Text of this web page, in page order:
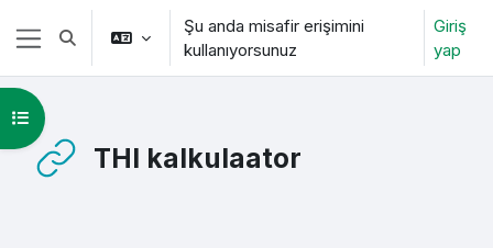
Ana içeriğe git
Yan panel
Arama girişini değiştir
Şu anda misafir erişimini
kullanıyorsunuz
Giriş
yap
THI kalkulaator
Kurs dizinini aç